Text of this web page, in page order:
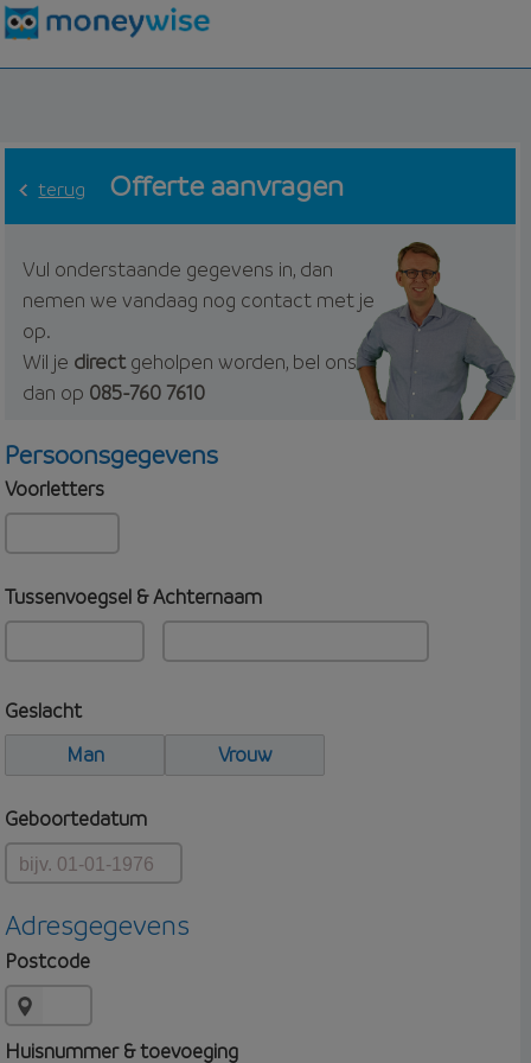
terug Offerte aanvragen
Vul onderstaande gegevens in, dan
nemen we vandaag nog contact met je
op.
Wil je directgeholpen worden, bel ons
dan op 085-760 7610
Persoonsgegevens
Voorletters
Tussenvoegsel & Achternaam
Geslacht
Man
Vrouw
Geboortedatum
Adresgegevens
Postcode
Huisnummer & toevoeging